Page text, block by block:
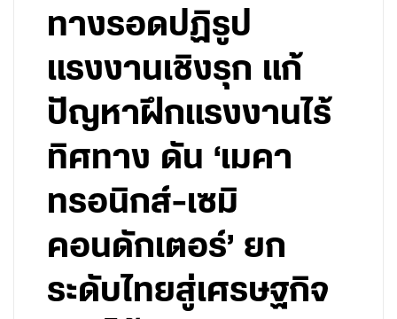
ทางรอดปฏิรูป
แรงงานเชิงรุก แก้
ปัญหาฝึกแรงงานไร้
ทิศทาง ดัน ‘เมคา
ทรอนิกส์-เซมิ
คอนดักเตอร์’ ยก
ระดับไทยสู่เศรษฐกิจ